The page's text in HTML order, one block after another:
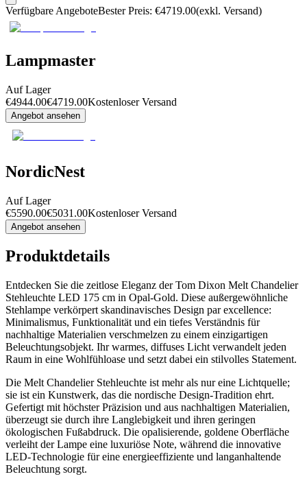
Verfügbare AngeboteBester Preis: €4719.00(exkl. Versand)
Lampmaster
Auf Lager
€4944.00€4719.00Kostenloser Versand
Angebot ansehen
NordicNest
Auf Lager
€5590.00€5031.00Kostenloser Versand
Angebot ansehen
Produktdetails
Entdecken Sie die zeitlose Eleganz der Tom Dixon Melt Chandelier
Stehleuchte LED 175 cm in Opal-Gold. Diese außergewöhnliche
Stehlampe verkörpert skandinavisches Design par excellence:
Minimalismus, Funktionalität und ein tiefes Verständnis für
nachhaltige Materialien verschmelzen zu einem einzigartigen
Beleuchtungsobjekt. Ihr warmes, diffuses Licht verwandelt jeden
Raum in eine Wohlfühloase und setzt dabei ein stilvolles Statement.
Die Melt Chandelier Stehleuchte ist mehr als nur eine Lichtquelle;
sie ist ein Kunstwerk, das die nordische Design-Tradition ehrt.
Gefertigt mit höchster Präzision und aus nachhaltigen Materialien,
überzeugt sie durch ihre Langlebigkeit und ihren geringen
ökologischen Fußabdruck. Die opalisierende, goldene Oberfläche
verleiht der Lampe eine luxuriöse Note, während die innovative
LED-Technologie für eine energieeffiziente und langanhaltende
Beleuchtung sorgt.